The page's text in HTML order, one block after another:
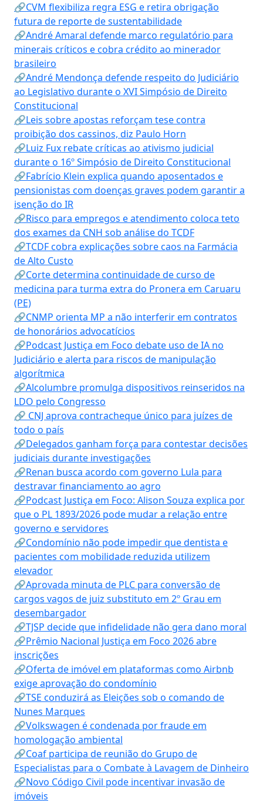
🔗CVM flexibiliza regra ESG e retira obrigação
futura de reporte de sustentabilidade
🔗André Amaral defende marco regulatório para
minerais críticos e cobra crédito ao minerador
brasileiro
🔗André Mendonça defende respeito do Judiciário
ao Legislativo durante o XVI Simpósio de Direito
Constitucional
🔗Leis sobre apostas reforçam tese contra
proibição dos cassinos, diz Paulo Horn
🔗Luiz Fux rebate críticas ao ativismo judicial
durante o 16º Simpósio de Direito Constitucional
🔗Fabrício Klein explica quando aposentados e
pensionistas com doenças graves podem garantir a
isenção do IR
🔗Risco para empregos e atendimento coloca teto
dos exames da CNH sob análise do TCDF
🔗TCDF cobra explicações sobre caos na Farmácia
de Alto Custo
🔗Corte determina continuidade de curso de
medicina para turma extra do Pronera em Caruaru
(PE)
🔗CNMP orienta MP a não interferir em contratos
de honorários advocatícios
🔗Podcast Justiça em Foco debate uso de IA no
Judiciário e alerta para riscos de manipulação
algorítmica
🔗Alcolumbre promulga dispositivos reinseridos na
LDO pelo Congresso
🔗 CNJ aprova contracheque único para juízes de
todo o país
🔗Delegados ganham força para contestar decisões
judiciais durante investigações
🔗Renan busca acordo com governo Lula para
destravar financiamento ao agro
🔗Podcast Justiça em Foco: Alison Souza explica por
que o PL 1893/2026 pode mudar a relação entre
governo e servidores
🔗Condomínio não pode impedir que dentista e
pacientes com mobilidade reduzida utilizem
elevador
🔗Aprovada minuta de PLC para conversão de
cargos vagos de juiz substituto em 2º Grau em
desembargador
🔗TJSP decide que infidelidade não gera dano moral
🔗Prêmio Nacional Justiça em Foco 2026 abre
inscrições
🔗Oferta de imóvel em plataformas como Airbnb
exige aprovação do condomínio
🔗TSE conduzirá as Eleições sob o comando de
Nunes Marques
🔗Volkswagen é condenada por fraude em
homologação ambiental
🔗Coaf participa de reunião do Grupo de
Especialistas para o Combate à Lavagem de Dinheiro
🔗Novo Código Civil pode incentivar invasão de
imóveis